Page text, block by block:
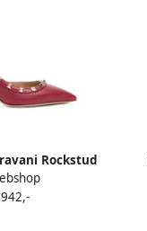
Rockstud
pumps met
Rood